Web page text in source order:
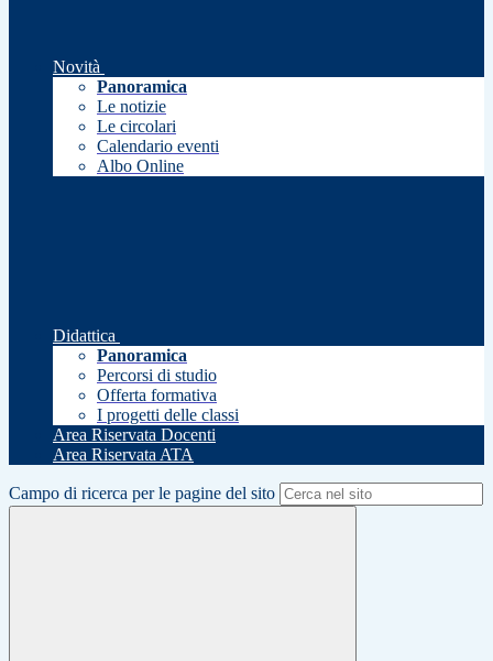
Novità
Panoramica
Le notizie
Le circolari
Calendario eventi
Albo Online
Didattica
Panoramica
Percorsi di studio
Offerta formativa
I progetti delle classi
Area Riservata Docenti
Area Riservata ATA
Campo di ricerca per le pagine del sito